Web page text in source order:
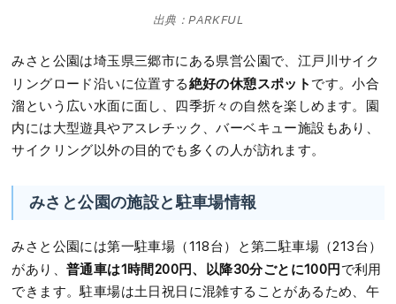
出典：PARKFUL
みさと公園は埼玉県三郷市にある県営公園で、江戸川サイク
リングロード沿いに位置する絶好の休憩スポット です。小合
溜という広い水面に面し、四季折々の自然を楽しめます。園
内には大型遊具やアスレチック、バーベキュー施設もあり、
サイクリング以外の目的でも多くの人が訪れます。
みさと公園の施設と駐車場情報
みさと公園には第一駐車場（118台）と第二駐車場（213台）
があり、普通車は1時間200円、以降30分ごとに100円で利用
できます。駐車場は土日祝日に混雑することがあるため、午